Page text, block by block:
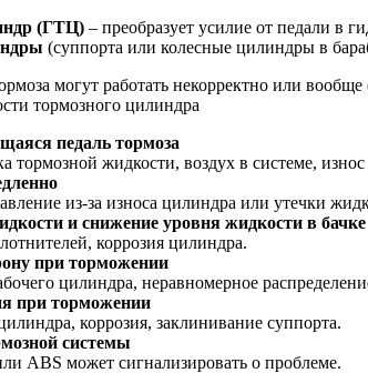
(ГТЦ) – преобразует усилие от педали в
(суппорта или колесные цилиндры в
могут работать некорректно или вообще
тормозного цилиндра
педаль тормоза
тормозной жидкости, воздух в системе,
из-за износа цилиндра или утечки
и снижение уровня жидкости в бачке
коррозия цилиндра.
при торможении
цилиндра, неравномерное
при торможении
коррозия, заклинивание суппорта.
системы
ABS может сигнализировать о проблеме.